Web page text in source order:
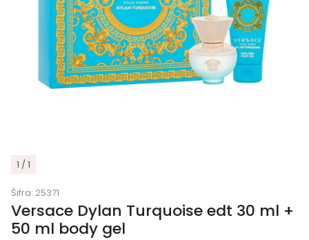
1 / 1
Šifra: 25371
Versace Dylan Turquoise edt 30 ml +
50 ml body gel